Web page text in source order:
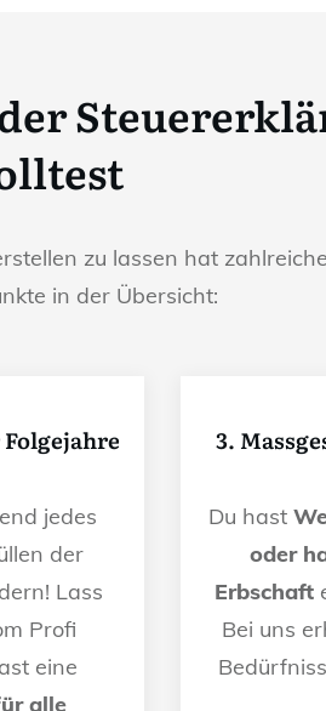
zu lassen hat
in der Übersicht:
jedes
der
Lass
Profi
eine
alle
3.
Du hast
oder
Erbschaft
Bei uns